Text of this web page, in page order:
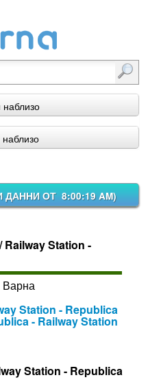
ОТ 8:00:19 AM)
Station -
Варна
Station - Republica
- Railway Station
Station - Republica